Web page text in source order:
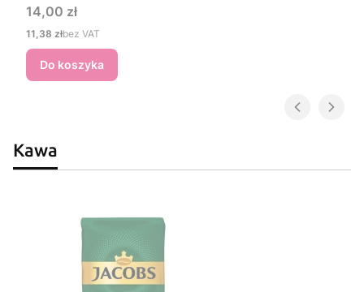
Cena
14,00 zł
Cena
11,38 złbez VAT
Do koszyka
Kawa